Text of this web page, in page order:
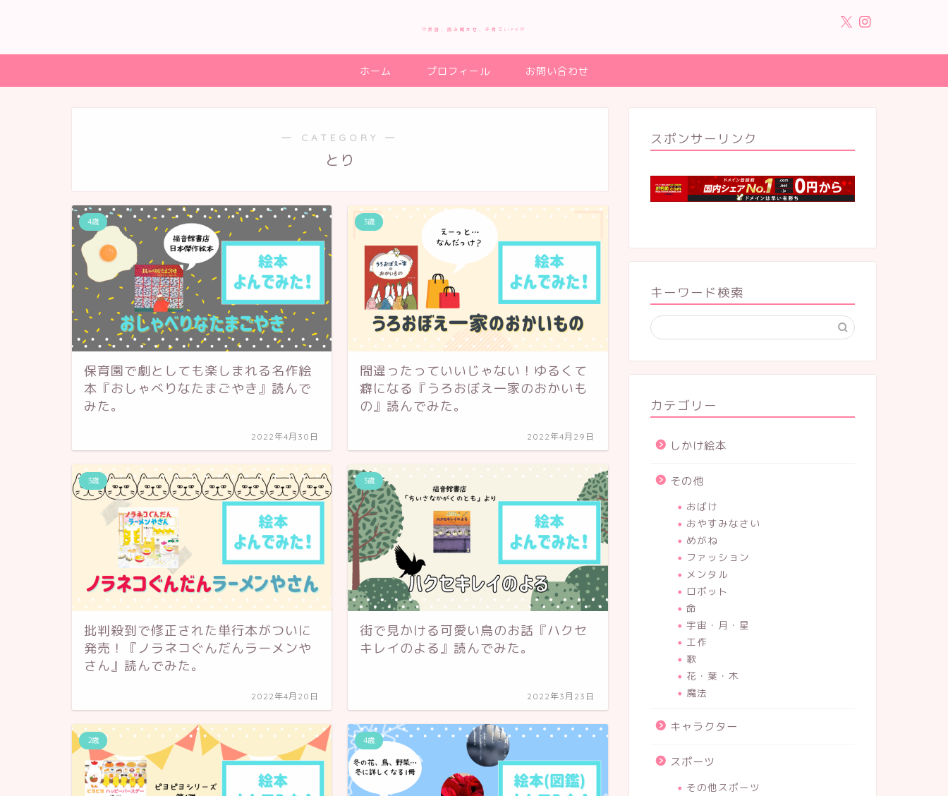
♡英語、読み聞かせ、子育てLIFE♡
ホーム プロフィール お問い合わせ
― CATEGORY ―
とり
4歳
保育園で劇としても楽しまれる名作絵
本『おしゃべりなたまごやき』読んで
みた。
2022年4月30日
3歳
間違ったっていいじゃない！ゆるくて
癖になる『うろおぼえ一家のおかいも
の』読んでみた。
2022年4月29日
3歳
批判殺到で修正された単行本がついに
発売！『ノラネコぐんだんラーメンや
さん』読んでみた。
2022年4月20日
3歳
街で見かける可愛い鳥のお話『ハクセ
キレイのよる』読んでみた。
2022年3月23日
2歳 4歳
スポンサーリンク
キーワード検索
カテゴリー
しかけ絵本
その他
おばけ
おやすみなさい
めがね
ファッション
メンタル
ロボット
命
宇宙・月・星
工作
歌
花・葉・木
魔法
キャラクター
スポーツ
その他スポーツ